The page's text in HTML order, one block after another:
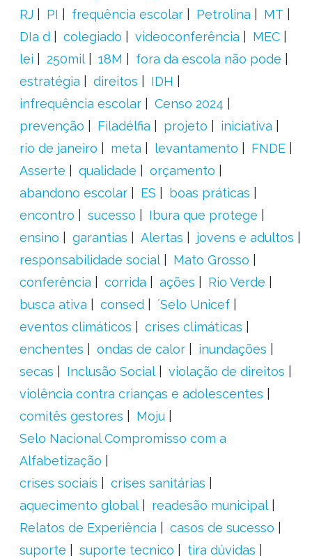
RJ
PI frequência escolar Petrolina
MT
DIa d
colegiado videoconferência
MEC
lei
250mil 18M
fora da escola não pode
estratégia
direitos
IDH
infrequência escolar
Censo 2024
prevenção
Filadélfia projeto
iniciativa
rio de janeiro
meta levantamento
FNDE
Asserte
qualidade
orçamento
abandono escolar
ES
boas práticas
encontro
sucesso
Ibura que protege
ensino
garantias Alertas
jovens e adultos
responsabilidade social
Mato Grosso
conferência
corrida ações
Rio Verde
busca ativa
consed
´Selo Unicef
eventos climáticos
crises climáticas
enchentes
ondas de calor
inundações
secas
Inclusão Social
violação de direitos
violência contra crianças e adolescentes
comitês gestores
Moju
Selo Nacional Compromisso com a
Alfabetização
crises sociais
crises sanitárias
aquecimento global
readesão municipal
Relatos de Experiência
casos de sucesso
suporte
suporte tecnico
tira dúvidas